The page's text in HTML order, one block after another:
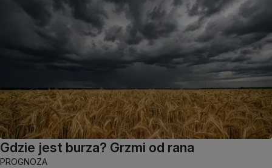
Gdzie jest burza? Grzmi od rana
PROGNOZA